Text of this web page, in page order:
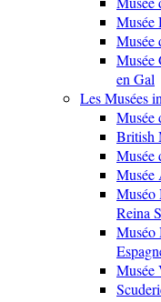
Musée
Musée
Musée
en Gal
Les Musées
Musée
British
Musée
Musée
Muséo
Reina
Muséo
Musée